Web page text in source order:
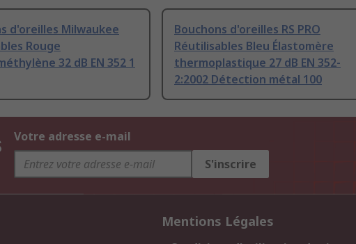
d'oreilles Milwaukee
Rouge
32 dB EN 352 1
Bouchons d'oreilles RS PRO
Réutilisables Bleu Élastomère
thermoplastique 27 dB EN 352-
2:2002 Détection métal 100
Votre adresse e-mail
S'inscrire
Mentions Légales